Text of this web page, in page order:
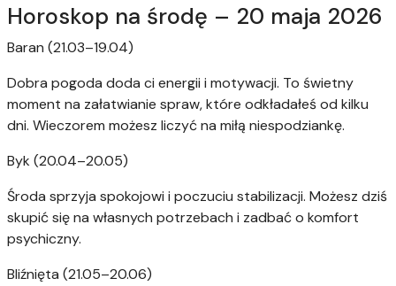
Horoskop na środę – 20 maja 2026
Baran (21.03–19.04)
Dobra pogoda doda ci energii i motywacji. To świetny
moment na załatwianie spraw, które odkładałeś od kilku
dni. Wieczorem możesz liczyć na miłą niespodziankę.
Byk (20.04–20.05)
Środa sprzyja spokojowi i poczuciu stabilizacji. Możesz dziś
skupić się na własnych potrzebach i zadbać o komfort
psychiczny.
Bliźnięta (21.05–20.06)